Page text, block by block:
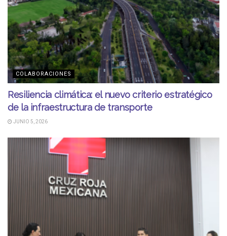
COLABORACIONES
Resiliencia climática: el nuevo criterio estratégico
de la infraestructura de transporte
JUNIO 5, 2026